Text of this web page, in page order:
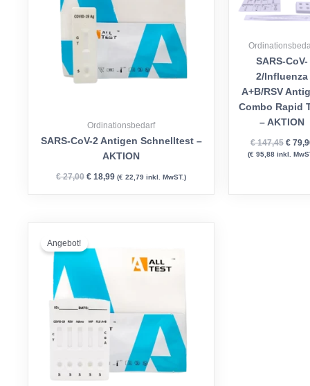
Ordinationsbedarf
SARS-CoV-2 Antigen Schnelltest –
AKTION
€27,00 € 18,99 (€ 22,79 inkl. MwST.)
SARS-CoV-
2/Influenza
A+B/RSV
Combo Rapid
– AKTION
€147,45 €
(€ 95,88inkl.
Angebot!
war:
€ 181,30
€ 169,90.